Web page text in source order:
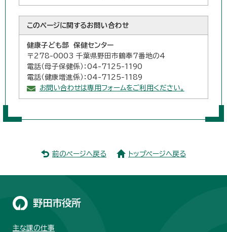
このページに関するお問い合わせ
健康子ども部 保健センター
〒278-0003 千葉県野田市鶴奉7番地の4
電話（母子保健係）：04-7125-1190
電話（健康増進係）：04-7125-1189
お問い合わせは専用フォームをご利用ください。
前のページへ戻る トップページへ戻る
野田市役所
主な課の仕事